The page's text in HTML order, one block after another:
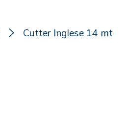
Cutter Inglese 14 mt